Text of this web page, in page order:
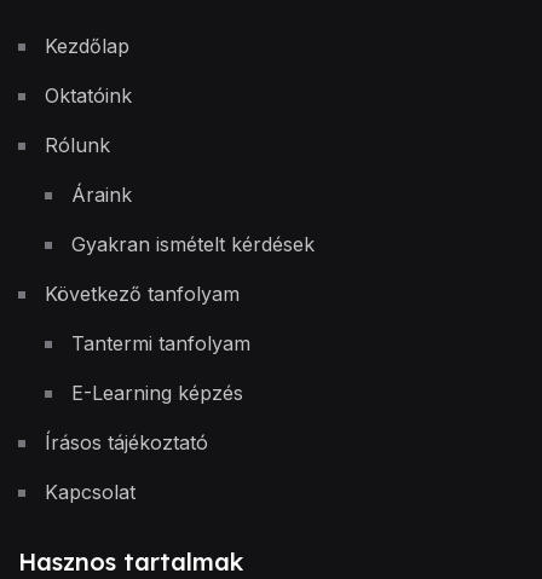
Kezdőlap
Oktatóink
Rólunk
Áraink
Gyakran ismételt kérdések
Következő tanfolyam
Tantermi tanfolyam
E-Learning képzés
Írásos tájékoztató
Kapcsolat
Hasznos tartalmak